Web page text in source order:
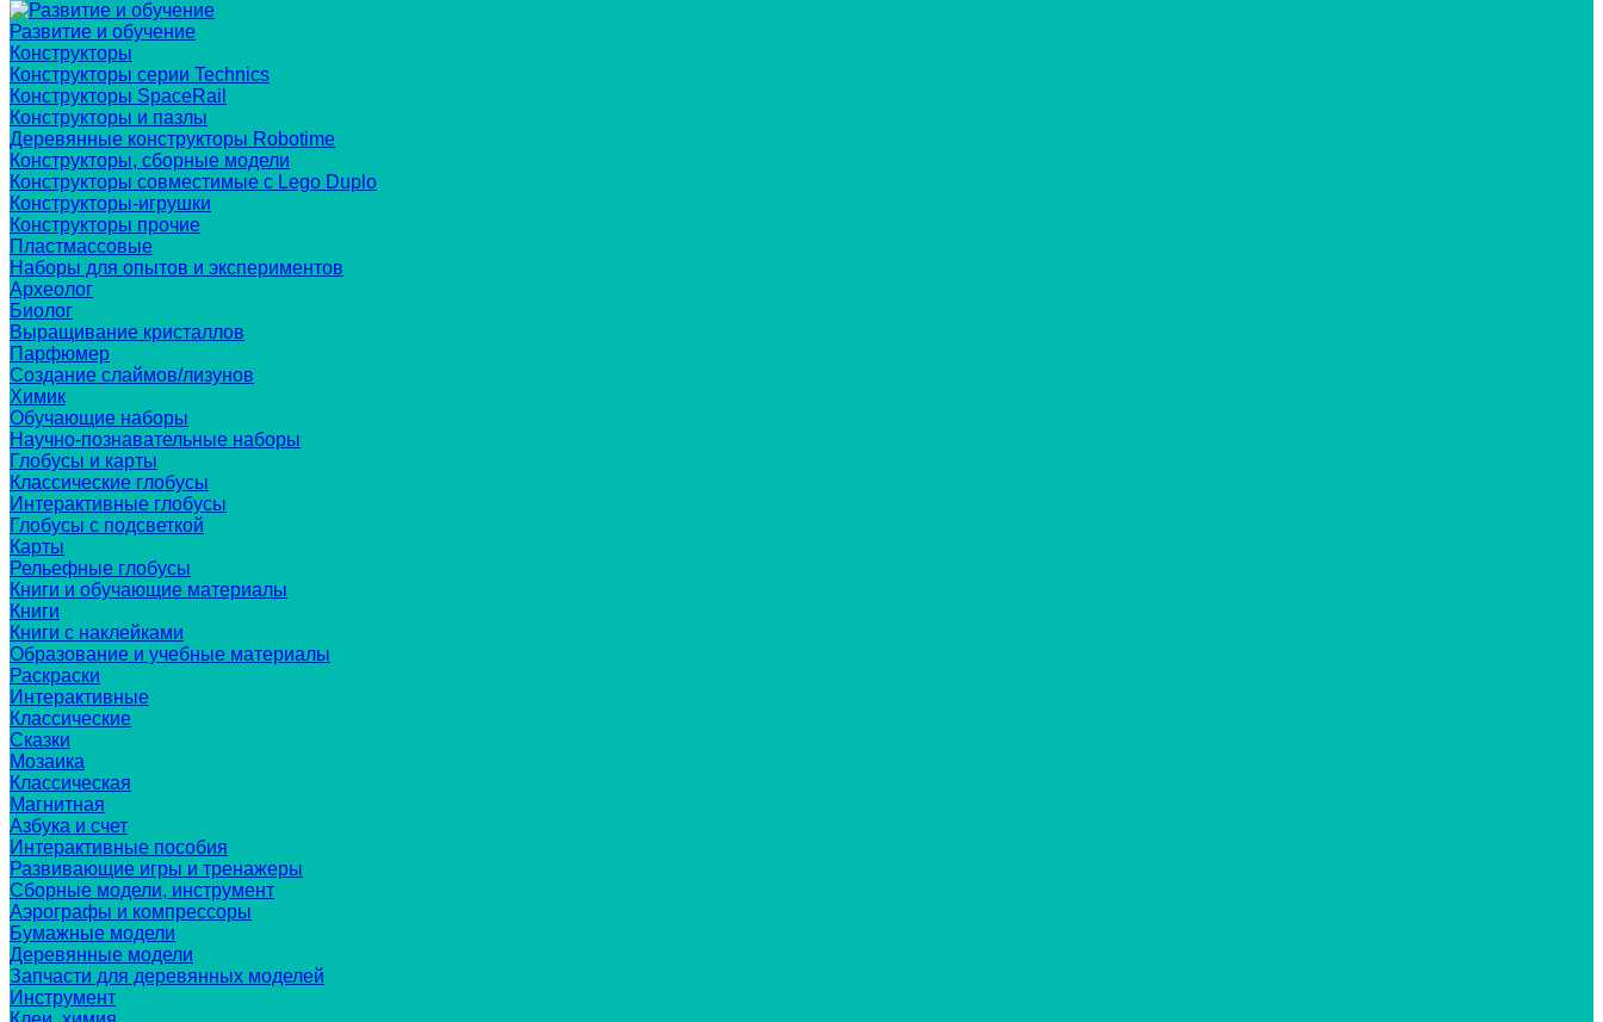
Развитие и обучение
Конструкторы
Конструкторы серии Technics
Конструкторы SpaceRail
Конструкторы и пазлы
Деревянные конструкторы Robotime
Конструкторы, сборные модели
Конструкторы совместимые с Lego Duplo
Конструкторы-игрушки
Конструкторы прочие
Пластмассовые
Наборы для опытов и экспериментов
Археолог
Биолог
Выращивание кристаллов
Парфюмер
Создание слаймов/лизунов
Химик
Обучающие наборы
Научно-познавательные наборы
Глобусы и карты
Классические глобусы
Интерактивные глобусы
Глобусы с подсветкой
Карты
Рельефные глобусы
Книги и обучающие материалы
Книги
Книги с наклейками
Образование и учебные материалы
Раскраски
Интерактивные
Классические
Сказки
Мозаика
Классическая
Магнитная
Азбука и счет
Интерактивные пособия
Развивающие игры и тренажеры
Сборные модели, инструмент
Аэрографы и компрессоры
Бумажные модели
Деревянные модели
Запчасти для деревянных моделей
Инструмент